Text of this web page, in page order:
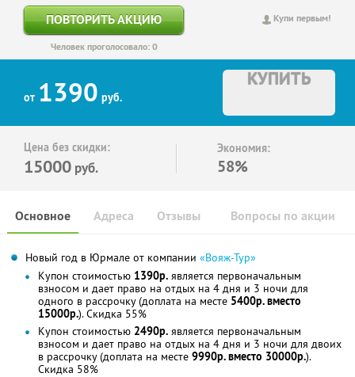
Купи первым!
ПОВТОРИТЬ АКЦИЮ
Человек проголосовало: 0
от 1390 руб.
КУПИТЬ
Цена без скидки:
15000 руб.
Экономия:
58%
Основное Отзывы Вопросы по акции
Адреса
Новый год в Юрмале от компании «Вояж-Тур»
Купон стоимостью 1390р. является первоначальным
взносом и дает право на отдых на 4 дня и 3 ночи для
одного в рассрочку (доплата на месте 5400р. вместо
15000р.). Скидка 55%
Купон стоимостью 2490р. является первоначальным
взносом и дает право на отдых на 4 дня и 3 ночи для двоих
в рассрочку (доплата на месте 9990р. вместо 30000р.).
Скидка 58%